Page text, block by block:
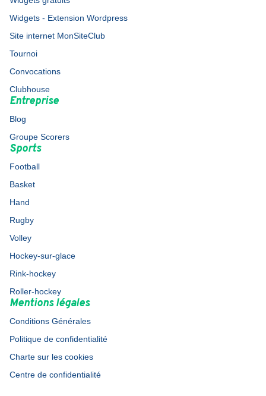
Widgets - Extension Wordpress
Site internet MonSiteClub
Tournoi
Convocations
Clubhouse
Entreprise
Blog
Groupe Scorers
Sports
Football
Basket
Hand
Rugby
Volley
Hockey-sur-glace
Rink-hockey
Roller-hockey
Mentions légales
Conditions Générales
Politique de confidentialité
Charte sur les cookies
Centre de confidentialité